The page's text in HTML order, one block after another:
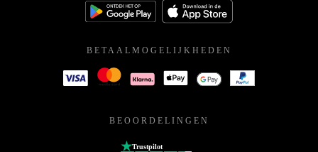
BETAALMOGELIJKHEDEN
BEOORDELINGEN
Trustpilot